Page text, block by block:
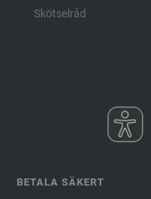
Skötselråd
BETALA SÄKERT